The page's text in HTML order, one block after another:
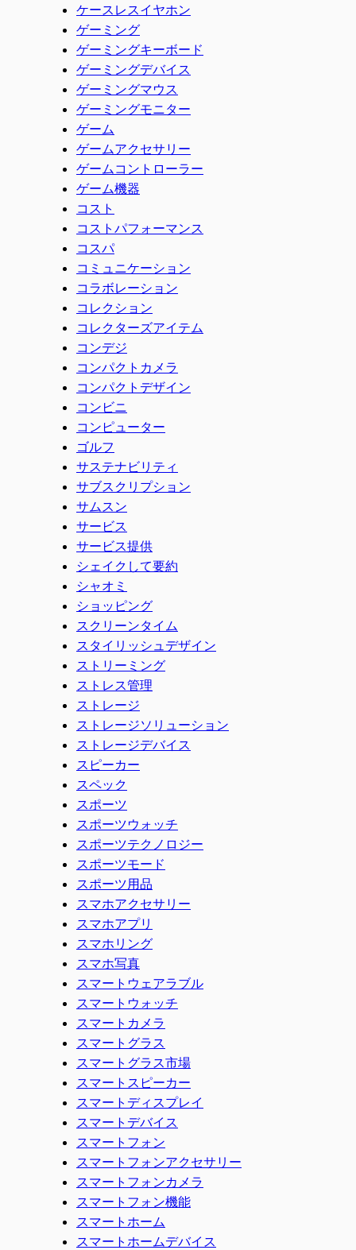
ケースレスイヤホン
ゲーミング
ゲーミングキーボード
ゲーミングデバイス
ゲーミングマウス
ゲーミングモニター
ゲーム
ゲームアクセサリー
ゲームコントローラー
ゲーム機器
コスト
コストパフォーマンス
コスパ
コミュニケーション
コラボレーション
コレクション
コレクターズアイテム
コンデジ
コンパクトカメラ
コンパクトデザイン
コンビニ
コンピューター
ゴルフ
サステナビリティ
サブスクリプション
サムスン
サービス
サービス提供
シェイクして要約
シャオミ
ショッピング
スクリーンタイム
スタイリッシュデザイン
ストリーミング
ストレス管理
ストレージ
ストレージソリューション
ストレージデバイス
スピーカー
スペック
スポーツ
スポーツウォッチ
スポーツテクノロジー
スポーツモード
スポーツ用品
スマホアクセサリー
スマホアプリ
スマホリング
スマホ写真
スマートウェアラブル
スマートウォッチ
スマートカメラ
スマートグラス
スマートグラス市場
スマートスピーカー
スマートディスプレイ
スマートデバイス
スマートフォン
スマートフォンアクセサリー
スマートフォンカメラ
スマートフォン機能
スマートホーム
スマートホームデバイス